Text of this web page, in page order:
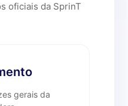
oficiais da SprinT
gerais da